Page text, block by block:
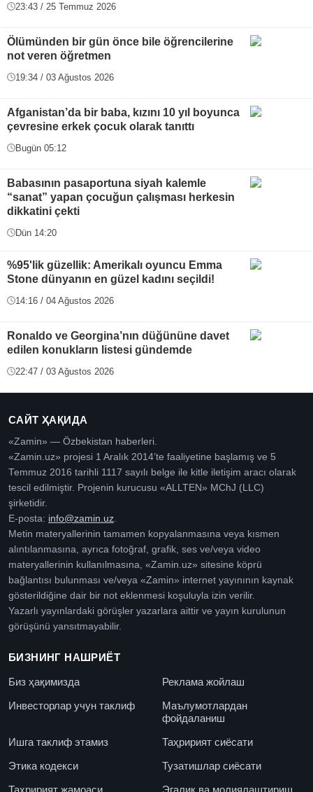
23:43 / 25 Temmuz 2026
Ölümünden bir gün önce bile öğrencilerine
not veren öğretmen
19:34 / 03 Ağustos 2026
Afganistan’da bir baba, kızını 10 yıl boyunca
çevresine erkek çocuk olarak tanıttı
Bugün 05:12
Babasının pasaportuna siyah kalemle
“sanat” yapan çocuğun çalışması herkesin
dikkatini çekti
Dün 14:20
%95'lik güzellik: Amerikalı oyuncu Emma
Stone dünyanın en güzel kadını seçildi!
14:16 / 04 Ağustos 2026
Ronaldo ve Georgina’nın düğününe davet
edilen konukların listesi gündemde
22:47 / 03 Ağustos 2026
САЙТ ҲАҚИДА
«Zamin» — Özbekistan haberleri.
«Zamin.uz» projesi 1 Aralık 2014’te faaliyetine başlamış ve 5
Temmuz 2016 tarihli 1117 sayılı belge ile kitle iletişim aracı olarak
tescil edilmiştir. Projenin kurucusu «ALLTEN» MChJ (LLC)
şirketidir.
E-posta: info@zamin.uz
Metin materyallerinin tamamen kopyalanmasına veya kısmen
alıntılanmasına, ayrıca fotoğraf, grafik, ses ve/veya video
materyallerinin kullanılmasına, «Zamin.uz» sitesine köprü
bağlantısı bulunması ve/veya «Zamin» internet yayınının kaynak
gösterildiğine dair bir not eklenmesi koşuluyla izin verilir.
Yazarlı yayınlardaki görüşler yazarlara aittir ve yayın kurulunun
görüşünü yansıtmayabilir.
БИЗНИНГ НАШРИЁТ
Биз ҳақимизда
Реклама жойлаш
Инвесторлар учун таклиф
Маълумотлардан
фойдаланиш
Ишга таклиф этамиз
Таҳририят сиёсати
Этика кодекси
Тузатишлар сиёсати
Таҳририят жамоаси
Эгалик ва молиялаштириш